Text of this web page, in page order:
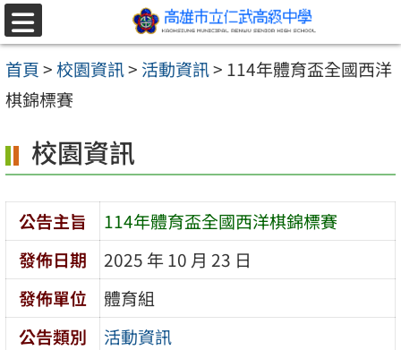
跳至主要內容區
選
單
首頁>校園資訊> 活動資訊> 114年體育盃全國西洋
棋錦標賽
校園資訊
公告主旨
114年體育盃全國西洋棋錦標賽
發佈日期
2025 年 10 月 23 日
發佈單位
體育組
公告類別
活動資訊